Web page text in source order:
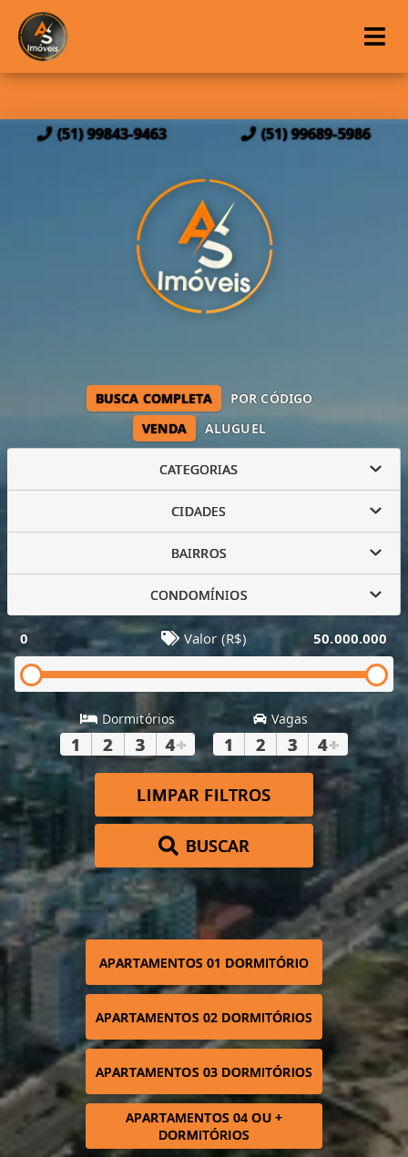
(51) 99843-9463 (51) 99689-5986
VENDA ALUGUEL
BUSCA COMPLETA POR CÓDIGO
CATEGORIAS
CIDADES
BAIRROS
CONDOMÍNIOS
0 Valor (R$) 50.000.000
Dormitórios
1 2 3 4+
Vagas
1 2 3 4+
LIMPAR FILTROS
BUSCAR
APARTAMENTOS 01 DORMITÓRIO
APARTAMENTOS 02 DORMITÓRIOS
APARTAMENTOS 03 DORMITÓRIOS
APARTAMENTOS 04 OU +
DORMITÓRIOS